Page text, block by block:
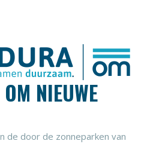
NIEUWE
de door de zonneparken van